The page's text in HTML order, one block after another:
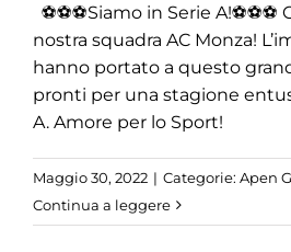
⚽️⚽️⚽️Siamo in Serie
nostra squadra AC Monza!
hanno portato a questo
pronti per una stagione
A. Amore per lo Sport!
Maggio 30, 2022 | Categorie: Apen
Continua a leggere